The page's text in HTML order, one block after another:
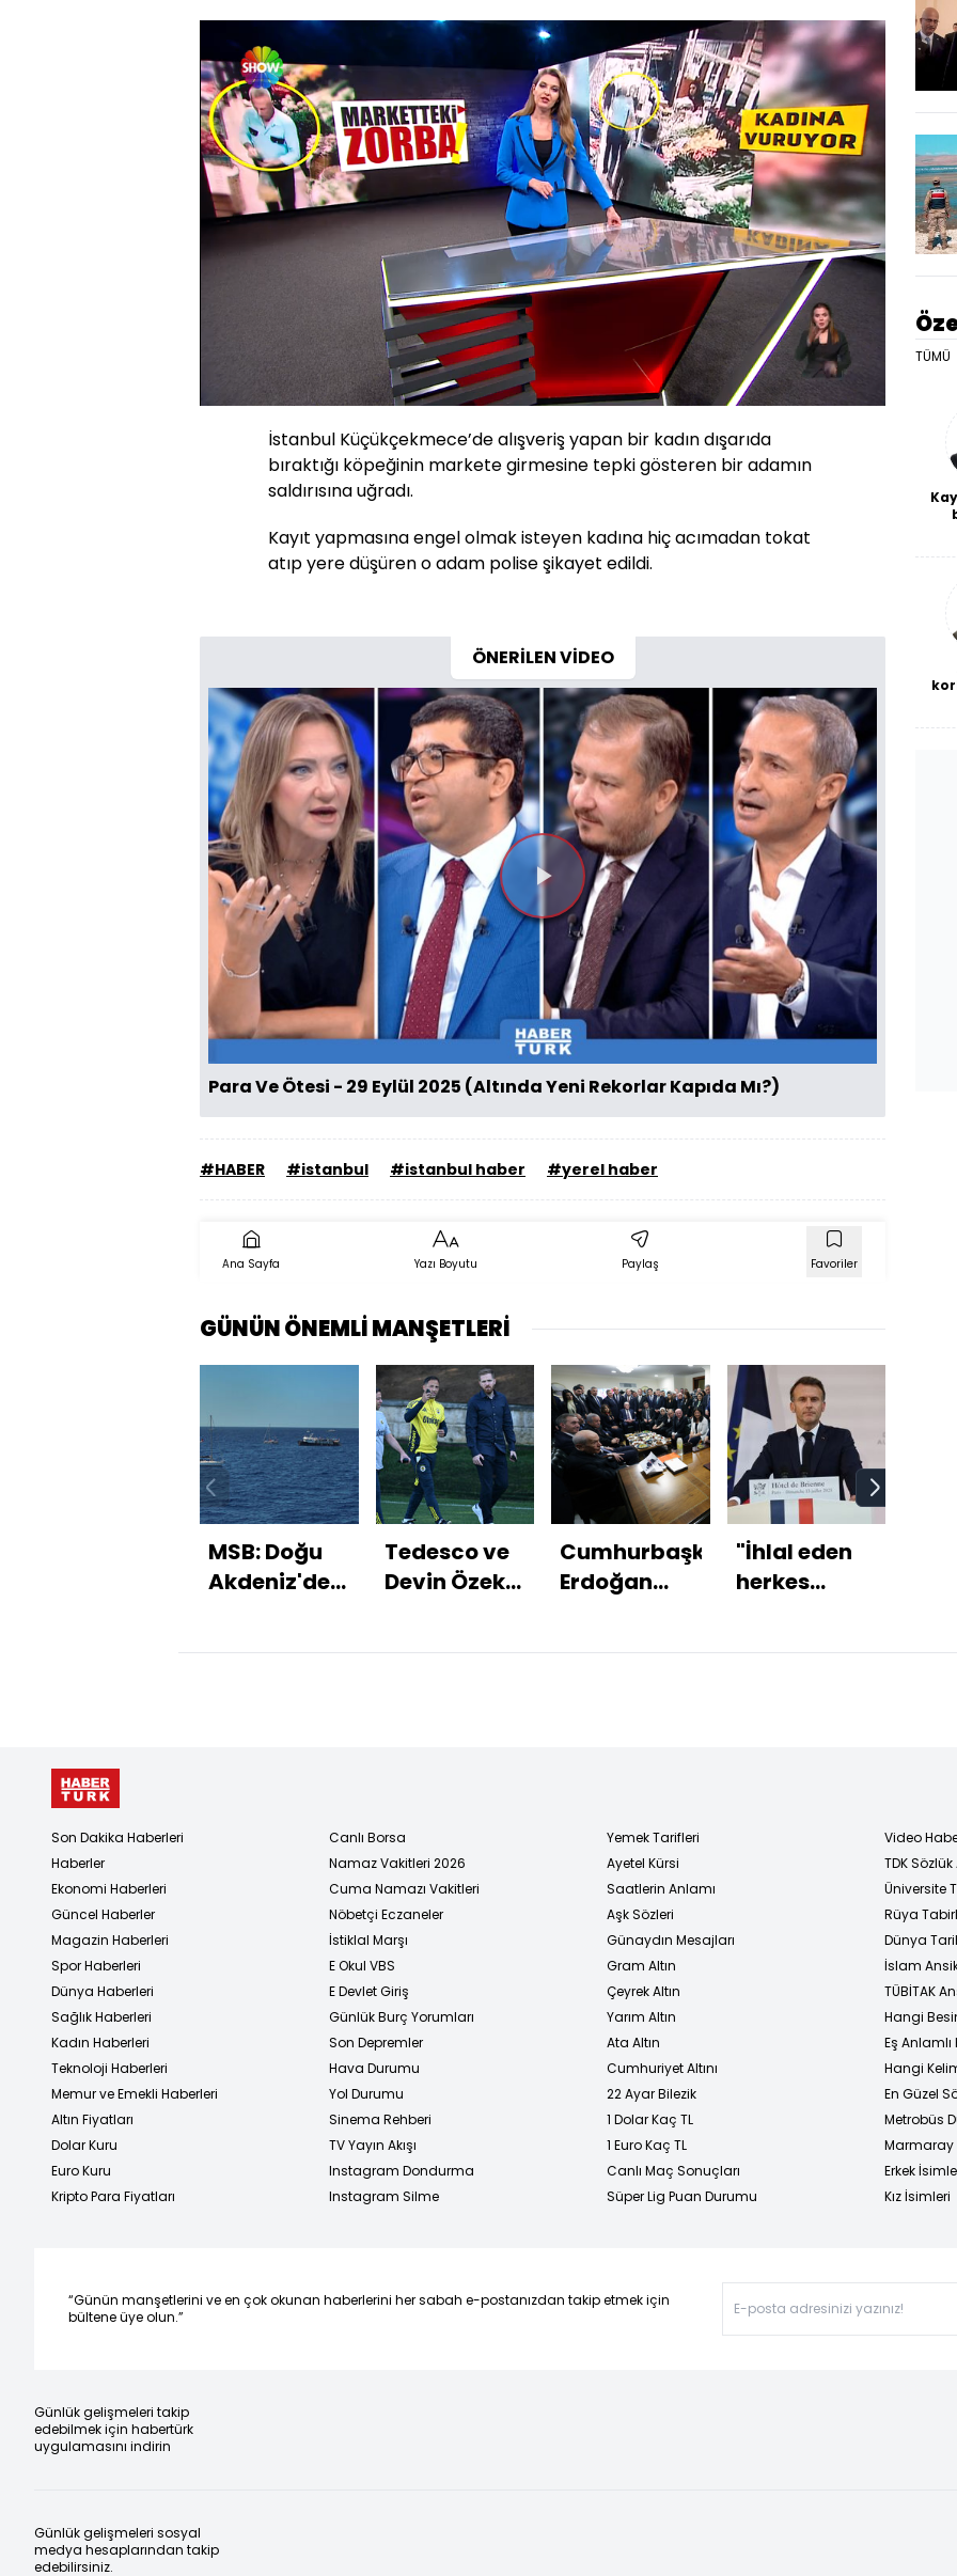
Sesi
Aç
Yüklendi :
34.94%
Oynatma
Hızı
İstanbul Küçükçekmece’de alışveriş yapan bir kadın dışarıda
bıraktığı köpeğinin markete girmesine tepki gösteren bir adamın
saldırısına uğradı.
Kayıt yapmasına engel olmak isteyen kadına hiç acımadan tokat
atıp yere düşüren o adam polise şikayet edildi.
ÖNERİLEN VİDEO
Videoyu
Oynat
Para Ve Ötesi - 29 Eylül 2025 (Altında Yeni Rekorlar Kapıda Mı?)
#HABER #istanbul #istanbul haber #yerel haber
Ana Sayfa Yazı Boyutu Paylaş Favoriler
GÜNÜN ÖNEMLİ MANŞETLERİ
MSB: Doğu
Akdeniz'de
Tedesco ve
Devin Özek
Cumhurbaşkanı
Erdoğan
"İhlal eden
herkes
TÜMÜ
Son Dakika Haberleri
Haberler
Ekonomi Haberleri
Güncel Haberler
Magazin Haberleri
Spor Haberleri
Dünya Haberleri
Sağlık Haberleri
Kadın Haberleri
Teknoloji Haberleri
Memur ve Emekli Haberleri
Altın Fiyatları
Dolar Kuru
Euro Kuru
Kripto Para Fiyatları
Canlı Borsa
Namaz Vakitleri 2026
Cuma Namazı Vakitleri
Nöbetçi Eczaneler
İstiklal Marşı
E Okul VBS
E Devlet Giriş
Günlük Burç Yorumları
Son Depremler
Hava Durumu
Yol Durumu
Sinema Rehberi
TV Yayın Akışı
Instagram Dondurma
Instagram Silme
Yemek Tarifleri
Ayetel Kürsi
Saatlerin Anlamı
Aşk Sözleri
Günaydın Mesajları
Gram Altın
Çeyrek Altın
Yarım Altın
Ata Altın
Cumhuriyet Altını
22 Ayar Bilezik
1 Dolar Kaç TL
1 Euro Kaç TL
Canlı Maç Sonuçları
Süper Lig Puan Durumu
Video
TDK
Üniversite
Rüya
Dünya
İslam
TÜBİTAK
Hangi
Eş
Hangi
En Güzel
Metrobüs
Marmaray
Erkek
Kız İsimleri
“Günün manşetlerini ve en çok okunan haberlerini her sabah e-postanızdan takip etmek için
bültene üye olun.”
Günlük gelişmeleri takip
edebilmek için habertürk
uygulamasını indirin
Günlük gelişmeleri sosyal
medya hesaplarından takip
edebilirsiniz.